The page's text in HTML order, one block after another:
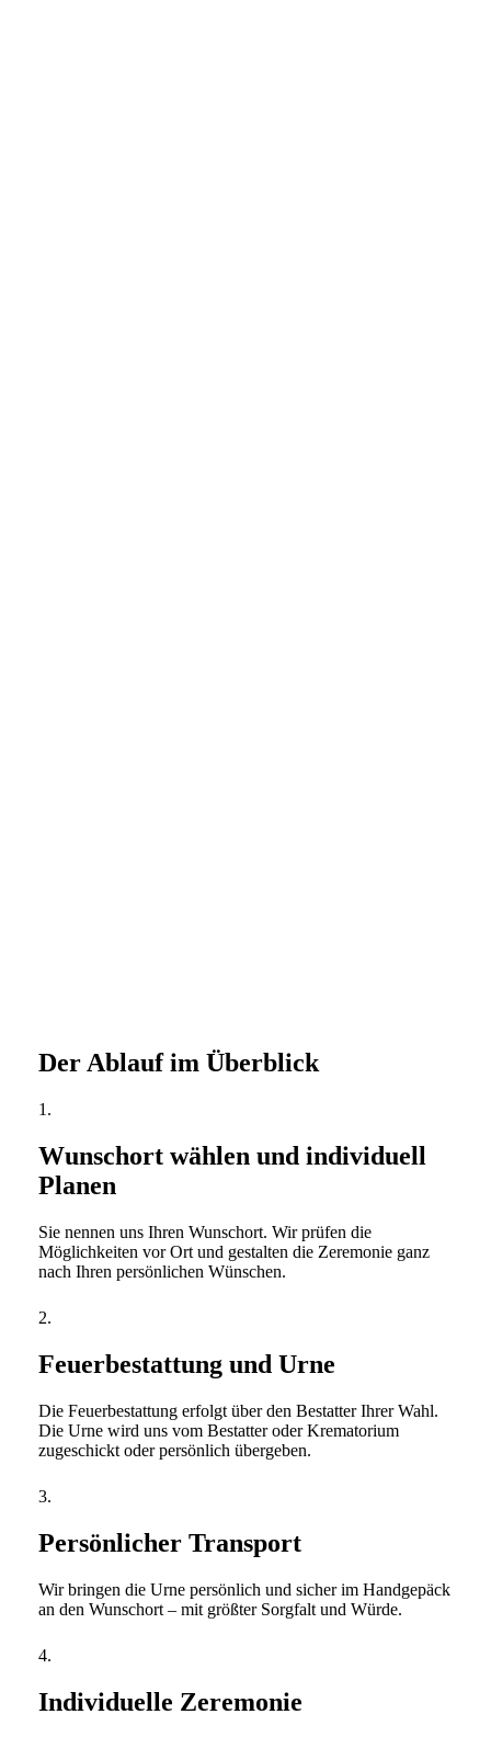
Der Ablauf im Überblick
1.
Wunschort wählen und individuell
Planen
Sie nennen uns Ihren Wunschort. Wir prüfen die
Möglichkeiten vor Ort und gestalten die Zeremonie ganz
nach Ihren persönlichen Wünschen.
2.
Feuerbestattung und Urne
Die Feuerbestattung erfolgt über den Bestatter Ihrer Wahl.
Die Urne wird uns vom Bestatter oder Krematorium
zugeschickt oder persönlich übergeben.
3.
Persönlicher Transport
Wir bringen die Urne persönlich und sicher im Handgepäck
an den Wunschort – mit größter Sorgfalt und Würde.
4.
Individuelle Zeremonie